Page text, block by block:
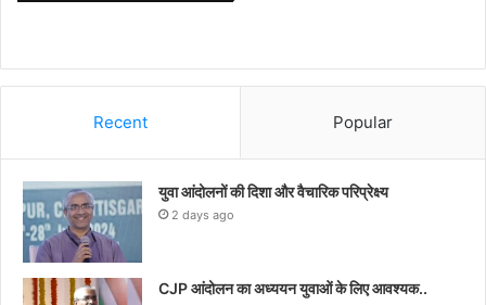
Recent Popular
युवा आंदोलनों की दिशा और वैचारिक परिप्रेक्ष्य
2 days ago
CJP आंदोलन का अध्ययन युवाओं के लिए आवश्यक..